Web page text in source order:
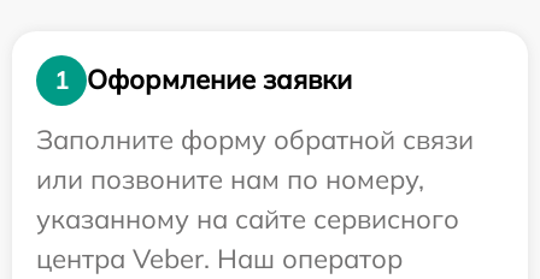
1
Оформление заявки
Заполните форму обратной связи
или позвоните нам по номеру,
указанному на сайте сервисного
центра Veber. Наш оператор